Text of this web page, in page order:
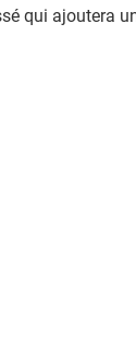
qui ajoutera